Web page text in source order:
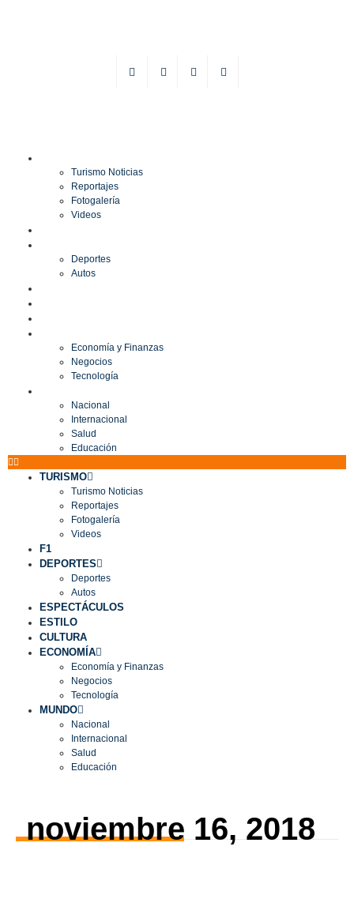
Turismo Noticias
Reportajes
Fotogalería
Videos
Deportes
Autos
Economía y Finanzas
Negocios
Tecnología
Nacional
Internacional
Salud
Educación
TURISMO
Turismo Noticias
Reportajes
Fotogalería
Videos
F1
DEPORTES
Deportes
Autos
ESPECTÁCULOS
ESTILO
CULTURA
ECONOMÍA
Economía y Finanzas
Negocios
Tecnología
MUNDO
Nacional
Internacional
Salud
Educación
noviembre 16, 2018